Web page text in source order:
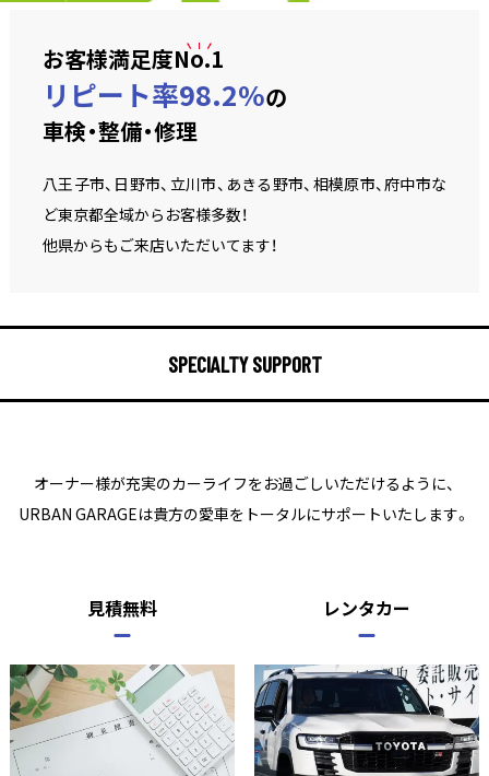
お客様満足度No.1
リピート率98.2%の
車検・整備・修理
八王子市、日野市、立川市、あきる野市、相模原市、府中市な
ど東京都全域からお客様多数！
他県からもご来店いただいてます！
SPECIALTY SUPPORT
オーナー様が充実のカーライフをお過ごしいただけるように、
URBAN GARAGEは貴方の愛車をトータルにサポートいたします。
見積無料 レンタカー